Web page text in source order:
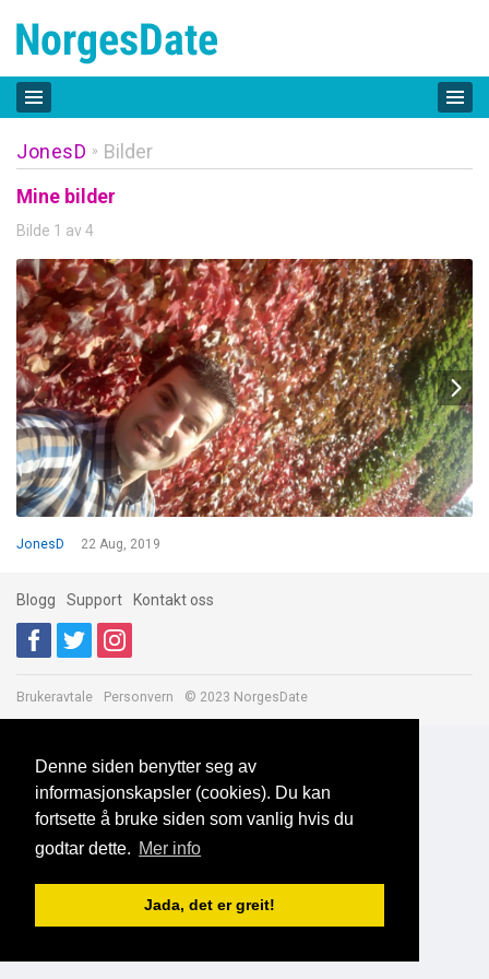
Denne siden benytter seg av
informasjonskapsler (cookies). Du kan
fortsette å bruke siden som vanlig hvis du
godtar dette. Mer info
Jada, det er greit!
JonesD » Bilder
Mine bilder
Bilde 1 av 4
JonesD 22 Aug, 2019
Blogg Support Kontakt oss
Brukeravtale Personvern © 2023 NorgesDate